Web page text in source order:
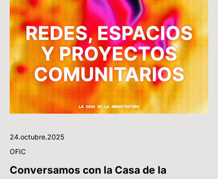
24.octubre.2025
OFIC
Conversamos con la Casa de la